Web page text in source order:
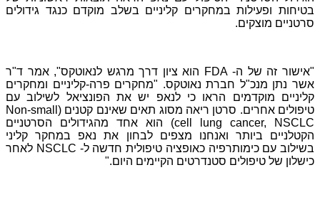
בטיחות ופעילות במחקרים קליניים בשלב מוקדם כנגד גידולים
סרטניים מוצקים.
"אישור זה של ה-FDA הוא ציון דרך מרגש לנאוטקס", אמר ד"ר
אשר נתן מנכ"ל חברת נאוטקס. "מחקרים פרה-קליניים ומחקרים
קליניים מוקדמים הראו כי לנאפ יש את הפונציאל לשילוב עם
טיפולים אחרים. סרטן ריאה מסוג תאים שאינם קטנים (
Non-small
cell lung cancer, NSCLC
) הוא אחד מהגידולים הסרטניים
הקטלניים ביותר ואנחנו מצפים לבחון את נאפ במחקר קליני
בשילוב עם כימותרפיה כאופציה טיפולית חדשה ל- NSCLC לאחר
כישלון של טיפולים סטנדרטים הקיימים היום."